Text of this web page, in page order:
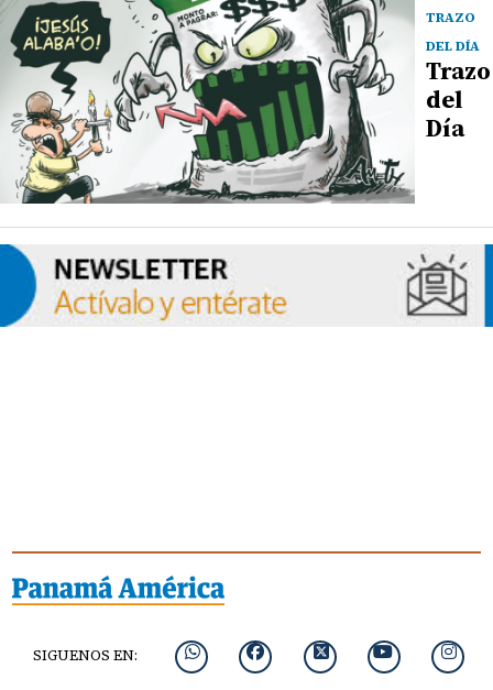
TRAZO
DEL DÍA
Trazo
del
Día
SIGUENOS EN: